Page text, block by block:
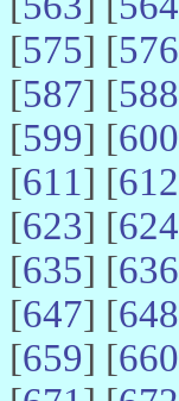
[575] [576
[587] [588
[599] [600
[611] [612
[623] [624
[635] [636
[647] [648
[659] [660